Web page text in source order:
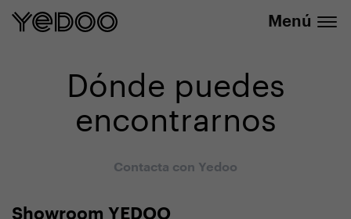
Menú
Dónde puedes
encontrarnos
Contacta con Yedoo
Showroom YEDOO